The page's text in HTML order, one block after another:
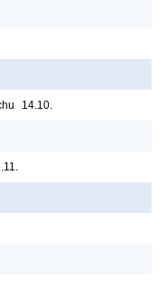
14.10.